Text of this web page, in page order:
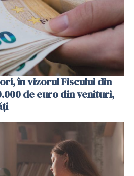
în vizorul Fiscului din
de euro din venituri,